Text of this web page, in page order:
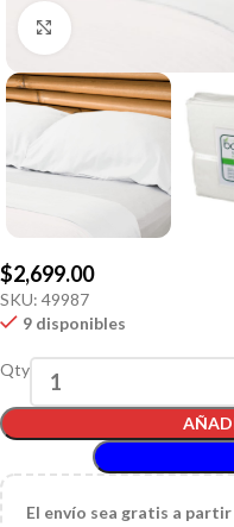
$2,699.00
SKU: 49987
9 disponibles
Qty
El envío sea gratis a partir